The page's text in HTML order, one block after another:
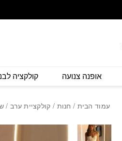
אופנה צנועה קולקציה
עמוד הבית / חנות / קולקציית ערב/